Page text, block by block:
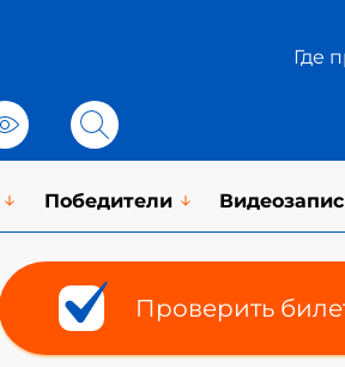
Где
Победители
Проверить